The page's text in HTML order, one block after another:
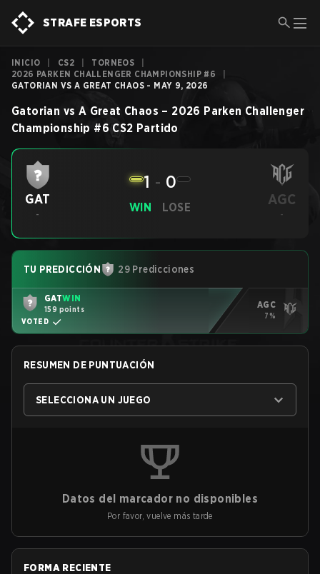
STRAFE ESPORTS
INICIO CS2 TORNEOS
2026 PARKEN CHALLENGER CHAMPIONSHIP #6
GATORIAN VS A GREAT CHAOS - MAY 9, 2026
Gatorian vs A Great Chaos – 2026 Parken Challenger
Championship #6 CS2 Partido
GAT
-
WIN
1 - 0
LOSE AGC
-
TU PREDICCIÓN 29 Predicciones
GATWIN
159 points
VOTED
AGC
7%
RESUMEN DE PUNTUACIÓN
SELECCIONA UN JUEGO
Datos del marcador no disponibles
Por favor, vuelve más tarde
FORMA RECIENTE